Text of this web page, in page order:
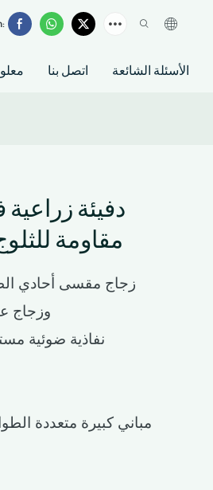
اتصل بنا الأسئلة الشائعة
دفيئة
مقاومة
وزجاج
نفاذية ضوئية
مباني كبيرة متعددة